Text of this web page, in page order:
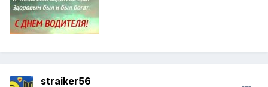
straiker56